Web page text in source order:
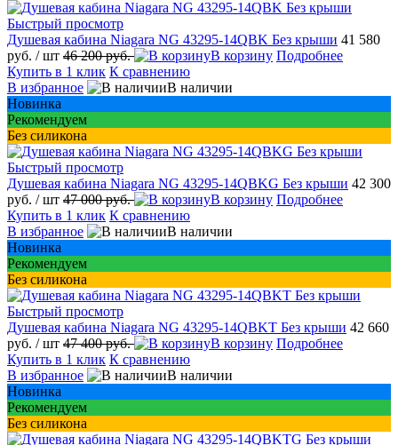
Быстрый просмотр
Душевая кабина Niagara NG 43295-14QBK Без крыши 41 580
руб. / шт 46 200 руб. В корзину Подробнее
Купить в 1 клик К сравнению
В избранное
В наличии
Новинка
Рекомендуем
Без силикона
Быстрый просмотр
Душевая кабина Niagara NG 43295-14QBKG Без крыши 42 300
руб. / шт 47 000 руб. В корзину Подробнее
Купить в 1 клик К сравнению
В избранное
В наличии
Новинка
Рекомендуем
Без силикона
Быстрый просмотр
Душевая кабина Niagara NG 43295-14QBKT Без крыши 42 660
руб. / шт 47 400 руб. В корзину Подробнее
Купить в 1 клик К сравнению
В избранное
В наличии
Новинка
Рекомендуем
Без силикона